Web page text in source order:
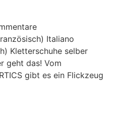
Italiano
Kletterschuhe selber
geht das! Vom
gibt es ein Flickzeug